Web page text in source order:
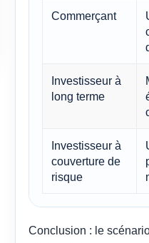
Commerçant
Investisseur à
long terme
Investisseur à
couverture de
risque
Conclusion : le